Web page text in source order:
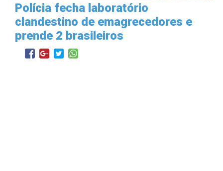
Polícia fecha laboratório
clandestino de emagrecedores e
prende 2 brasileiros